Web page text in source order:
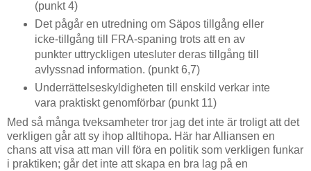
(punkt 4)
Det pågår en utredning om Säpos tillgång eller
icke-tillgång till FRA-spaning trots att en av
punkter uttryckligen utesluter deras tillgång till
avlyssnad information. (punkt 6,7)
Underrättelseskyldigheten till enskild verkar inte
vara praktiskt genomförbar (punkt 11)
Med så många tveksamheter tror jag det inte är troligt att det
verkligen går att sy ihop alltihopa. Här har Alliansen en
chans att visa att man vill föra en politik som verkligen funkar
i praktiken; går det inte att skapa en bra lag på en